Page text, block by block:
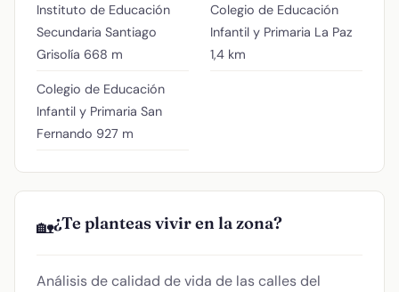
Instituto de Educación
Secundaria Santiago
Grisolía 668 m
Colegio de Educación
Infantil y Primaria San
Fernando 927 m
Colegio de Educación
Infantil y Primaria La Paz
1,4 km
🏡¿Te planteas vivir en la zona?
Análisis de calidad de vida de las calles del